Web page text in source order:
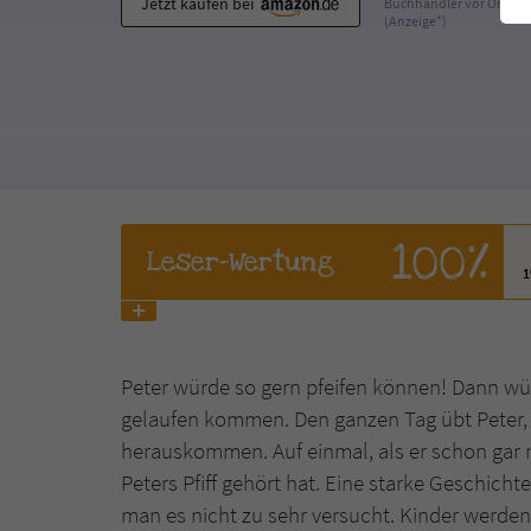
(Anzeige*)
Leser-Wertung 100%
Peter würde so gern pfeifen können! Dann
gelaufen kommen. Den ganzen Tag übt
herauskommen. Auf einmal, als er schon
Peters Pfiff gehört hat. Eine starke
man es nicht zu sehr versucht. Kinder